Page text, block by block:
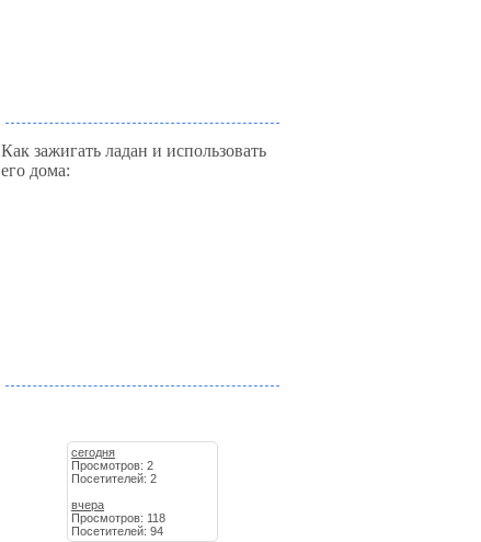
Как зажигать ладан и использовать
его дома:
сегодня
Просмотров: 2
Посетителей: 2
вчера
Просмотров: 118
Посетителей: 94